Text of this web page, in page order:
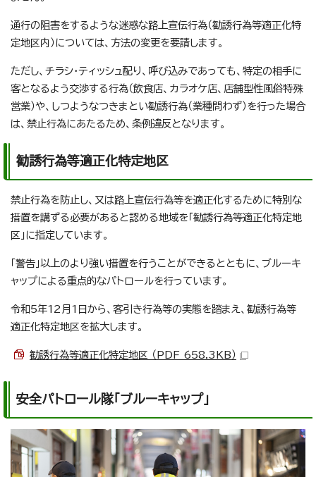
通行の阻害をするような迷惑な路上宣伝行為（勧誘行為等適正化特
定地区内）については、方法の変更を要請します。
ただし、チラシ・ティッシュ配り、呼び込みであっても、特定の相手に
客となるよう交渉する行為（飲食店、カラオケ店、店舗型性風俗特殊
営業）や、しつようなつきまとい勧誘行為（業種問わず）を行った場合
は、禁止行為にあたるため、条例違反となります。
勧誘行為等適正化特定地区
禁止行為を防止し、又は路上宣伝行為等を適正化するために特別な
措置を講ずる必要があると認める地域を「勧誘行為等適正化特定地
区」に指定しています。
「警告」以上のより強い措置を行うことができるとともに、ブルーキ
ャップによる重点的なパトロールを行っています。
令和5年12月1日から、客引き行為等の実態を踏まえ、勧誘行為等
適正化特定地区を拡大します。
勧誘行為等適正化特定地区 （PDF 658.3KB）
安全パトロール隊「ブルーキャップ」